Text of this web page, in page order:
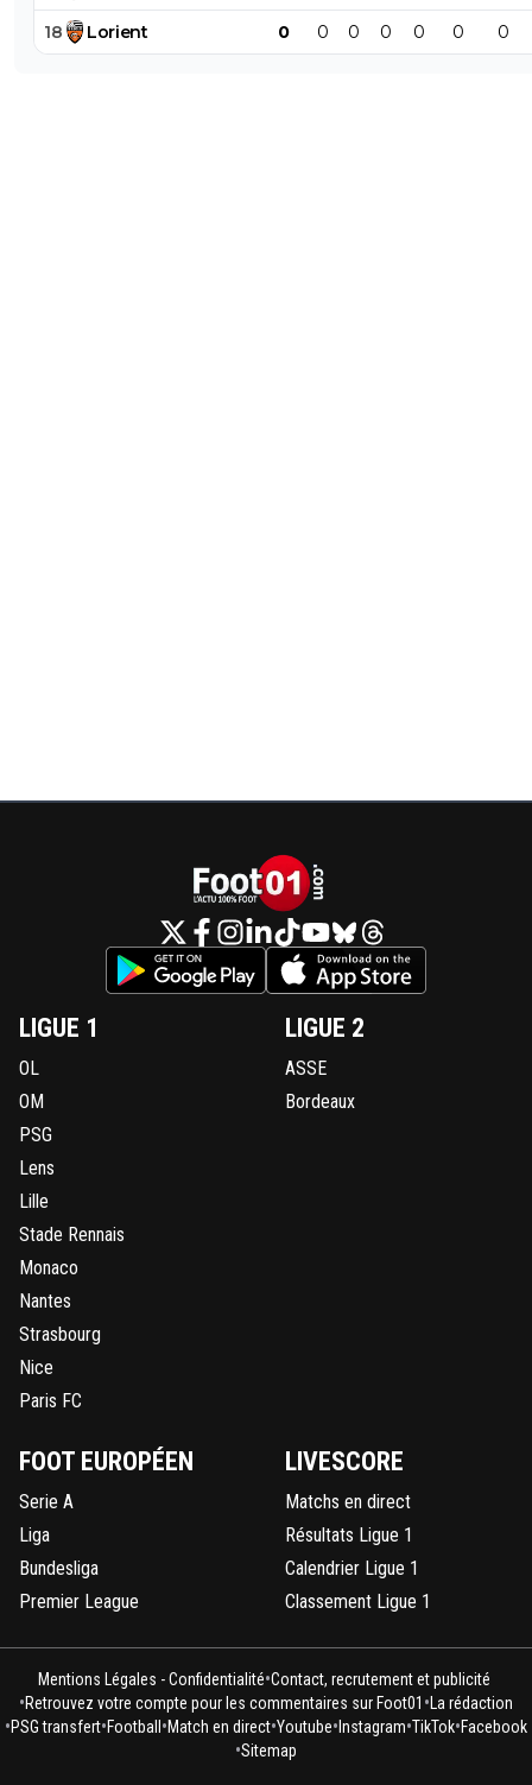
18 Lorient 0 0 0 0 0 0 0
LIGUE 1
OL
OM
PSG
Lens
Lille
Stade Rennais
Monaco
Nantes
Strasbourg
Nice
Paris FC
LIGUE 2
ASSE
Bordeaux
FOOT EUROPÉEN
Serie A
Liga
Bundesliga
Premier League
LIVESCORE
Matchs en direct
Résultats Ligue 1
Calendrier Ligue 1
Classement Ligue 1
Mentions Légales - Confidentialité•Contact, recrutement et publicité
•Retrouvez votre compte pour les commentaires sur Foot01 • La rédaction
•PSG transfert•Football •Match en direct•Youtube• Instagram•TikTok•Facebook
•Sitemap